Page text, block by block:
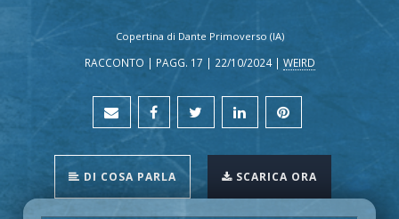
Copertina di Dante Primoverso (IA)
RACCONTO | PAGG. 17 | 22/10/2024 | WEIRD
DI COSA PARLA SCARICA ORA